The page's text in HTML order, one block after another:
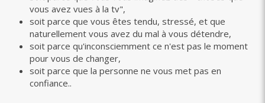
vous avez vues à la tv",
soit parce que vous êtes tendu, stressé, et que
naturellement vous avez du mal à vous détendre,
soit parce qu'inconsciemment ce n'est pas le moment
pour vous de changer,
soit parce que la personne ne vous met pas en
confiance..